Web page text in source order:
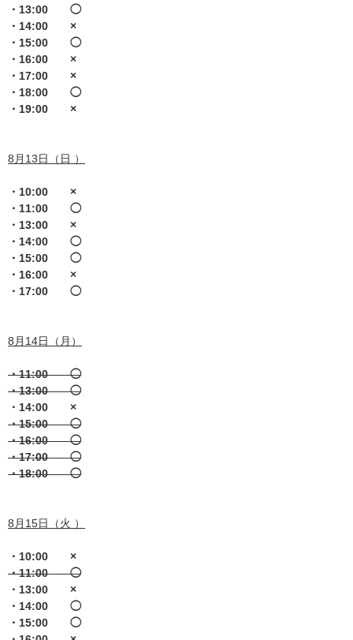
・13:00 ◯
・14:00 ×
・15:00 ◯
・16:00 ×
・17:00 ×
・18:00 ◯
・19:00 ×
8月13日（日 ）
・10:00 ×
・11:00 ◯
・13:00 ×
・14:00 ◯
・15:00 ◯
・16:00 ×
・17:00 ◯
8月14日（月）
・11:00 ◯
・13:00 ◯
・14:00 ×
・15:00 ◯
・16:00 ◯
・17:00 ◯
・18:00 ◯
8月15日（火 ）
・10:00 ×
・11:00 ◯
・13:00 ×
・14:00 ◯
・15:00 ◯